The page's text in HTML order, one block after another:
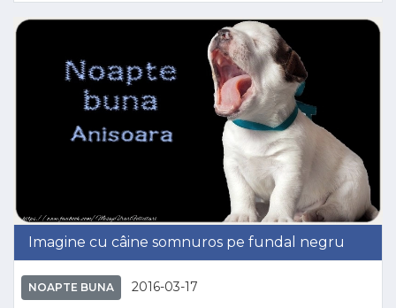
Imagine cu câine somnuros pe fundal negru
NOAPTE BUNA 2016-03-17